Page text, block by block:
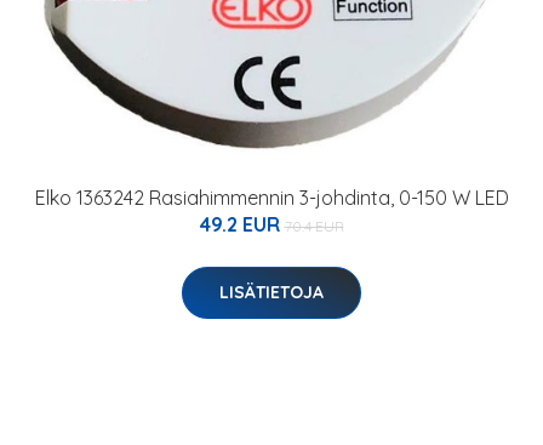
Elko 1363242 Rasiahimmennin 3-johdinta, 0-150 W LED
49.2 EUR 70.4 EUR
LISÄTIETOJA